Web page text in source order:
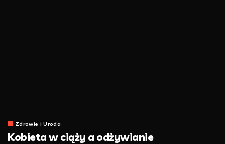
Zdrowie i Uroda
Kobieta w ciąży a odżywianie